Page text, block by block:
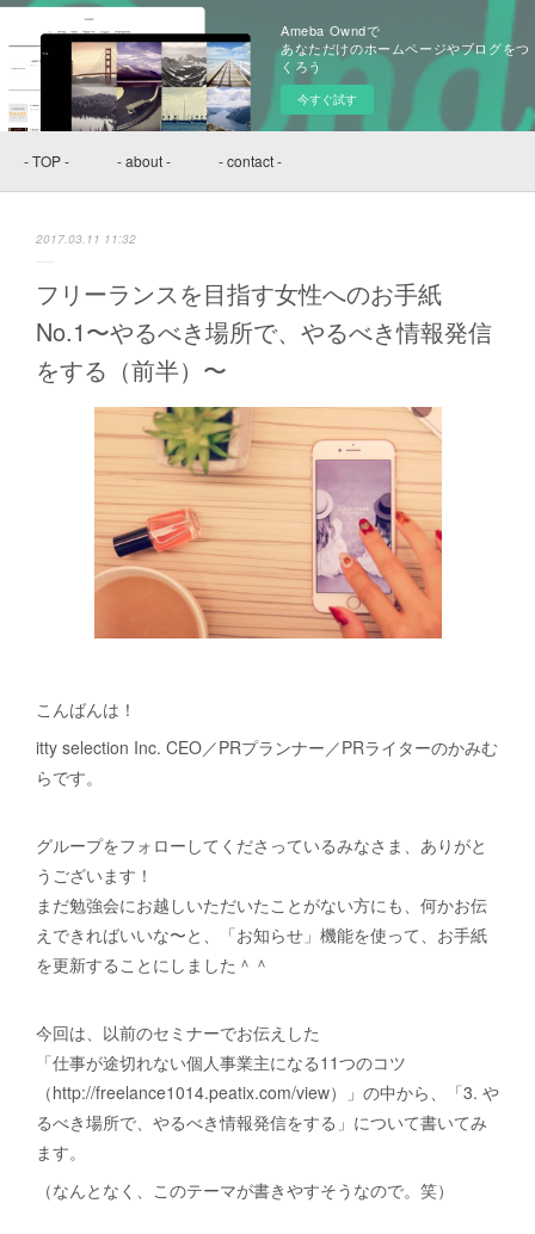
Ameba Owndで
あなただけのホームページやブログをつ
くろう
今すぐ試す
- TOP - - about - - contact -
2017.03.11 11:32
フリーランスを目指す女性へのお手紙
No.1〜やるべき場所で、やるべき情報発信
をする（前半）〜
こんばんは！
itty selection Inc. CEO／PRプランナー／PRライターのかみむ
らです。
グループをフォローしてくださっているみなさま、ありがと
うございます！
まだ勉強会にお越しいただいたことがない方にも、何かお伝
えできればいいな〜と、「お知らせ」機能を使って、お手紙
を更新することにしました＾＾
今回は、以前のセミナーでお伝えした
「仕事が途切れない個人事業主になる11つのコツ
（http://freelance1014.peatix.com/view）」の中から、「3. や
るべき場所で、やるべき情報発信をする」について書いてみ
ます。
（なんとなく、このテーマが書きやすそうなので。笑）